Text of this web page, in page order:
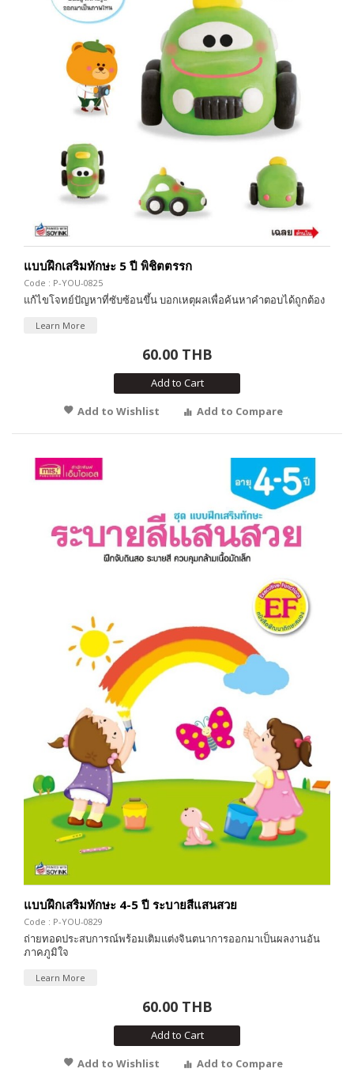
แบบฝึกเสริมทักษะ 5 ปี พิชิตตรรก
Code : P-YOU-0825
แก้ไขโจทย์ปัญหาที่ซับซ้อนขึ้น บอกเหตุผลเพื่อค้นหาคำตอบได้ถูกต้อง
Learn More
60.00 THB
Add to Cart
Add to Wishlist
Add to Compare
แบบฝึกเสริมทักษะ 4-5 ปี ระบายสีแสนสวย
Code : P-YOU-0829
ถ่ายทอดประสบการณ์พร้อมเติมแต่งจินตนาการออกมาเป็นผลงานอัน
ภาคภูมิใจ
Learn More
60.00 THB
Add to Cart
Add to Wishlist
Add to Compare